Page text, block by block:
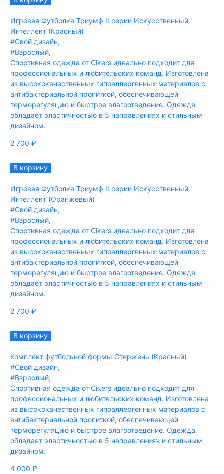
Игровая Футболка Триумф II серии Искусственный
Интеллект (Красный)
#Свой дизайн,
#Взрослый,
Спортивная одежда от Cikers идеально подходит для
профессиональных и любительских команд. Изготовлена
из высококачественных гипоаллергенных материалов с
антибактериальной пропиткой, обеспечивающей
терморегуляцию и быстрое влагоотведение. Одежда
обладает эластичностью в 5 направлениях и стильным
дизайном.
2 700 ₽
В корзину
Игровая Футболка Триумф II серии Искусственный
Интеллект (Оранжевый)
#Свой дизайн,
#Взрослый,
Спортивная одежда от Cikers идеально подходит для
профессиональных и любительских команд. Изготовлена
из высококачественных гипоаллергенных материалов с
антибактериальной пропиткой, обеспечивающей
терморегуляцию и быстрое влагоотведение. Одежда
обладает эластичностью в 5 направлениях и стильным
дизайном.
2 700 ₽
В корзину
Комплект футбольной формы Стержень (Красный)
#Свой дизайн,
#Взрослый,
Спортивная одежда от Cikers идеально подходит для
профессиональных и любительских команд. Изготовлена
из высококачественных гипоаллергенных материалов с
антибактериальной пропиткой, обеспечивающей
терморегуляцию и быстрое влагоотведение. Одежда
обладает эластичностью в 5 направлениях и стильным
дизайном.
4 000 ₽